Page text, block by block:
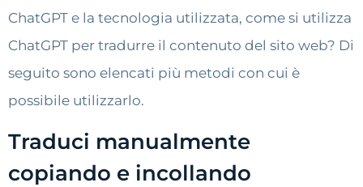
ChatGPT e la tecnologia utilizzata, come si utilizza
ChatGPT per tradurre il contenuto del sito web? Di
seguito sono elencati più metodi con cui è
possibile utilizzarlo.
Traduci manualmente
copiando e incollando